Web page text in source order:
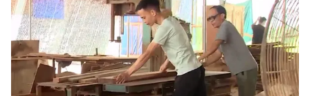
Emagazine Podcast
Photo Infographic
Video Shorts video